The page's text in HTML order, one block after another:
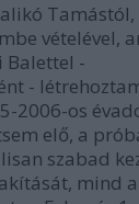
vételével,
Balettel -
-
2006-os
elő, a
szabad
mind a